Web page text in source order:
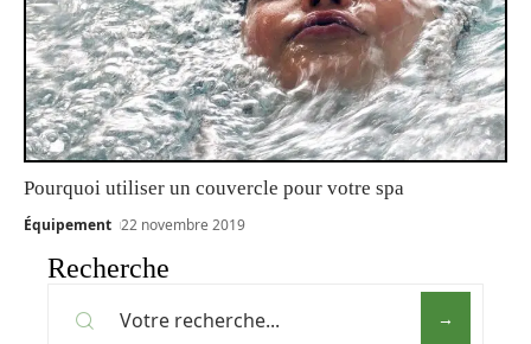
Pourquoi utiliser un couvercle pour votre spa
Équipement 22 novembre 2019
Recherche